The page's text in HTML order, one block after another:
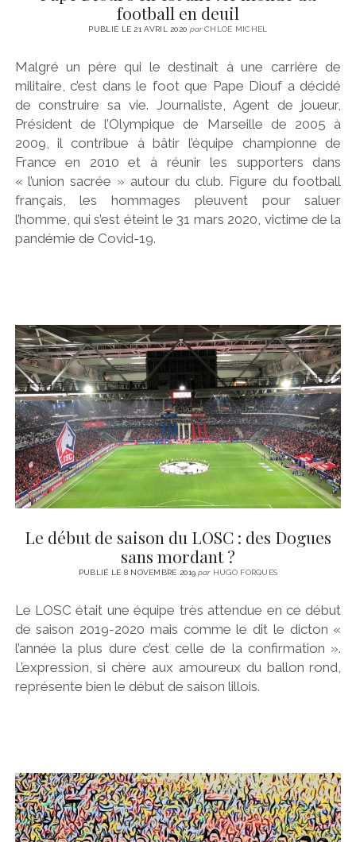
football en deuil
PUBLIÉ LE 21 AVRIL 2020 parCHLOÉ MICHEL
Malgré un père qui le destinait à une carrière de
militaire, c’est dans le foot que Pape Diouf a décidé
de construire sa vie. Journaliste, Agent de joueur,
Président de l’Olympique de Marseille de 2005 à
2009, il contribue à bâtir l’équipe championne de
France en 2010 et à réunir les supporters dans
« l’union sacrée » autour du club. Figure du football
français, les hommages pleuvent pour saluer
l’homme, qui s’est éteint le 31 mars 2020, victime de la
pandémie de Covid-19.
Le début de saison du LOSC : des Dogues
sans mordant ?
PUBLIÉ LE 8 NOVEMBRE 2019parHUGO FORQUES
Le LOSC était une équipe très attendue en ce début
de saison 2019-2020 mais comme le dit le dicton «
l’année la plus dure c’est celle de la confirmation ».
L’expression, si chère aux amoureux du ballon rond,
représente bien le début de saison lillois.